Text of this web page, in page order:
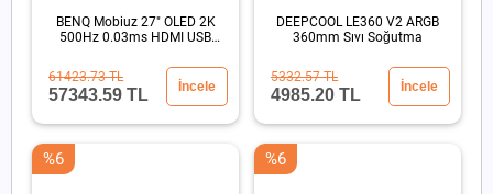
BENQ Mobiuz 27" OLED 2K
500Hz 0.03ms HDMI USB
Monitörü
61423.73 TL
57343.59 TL İncele
DEEPCOOL LE360 V2 ARGB
360mm Sıvı Soğutma
5332.57 TL
4985.20 TL İncele
%6 %6